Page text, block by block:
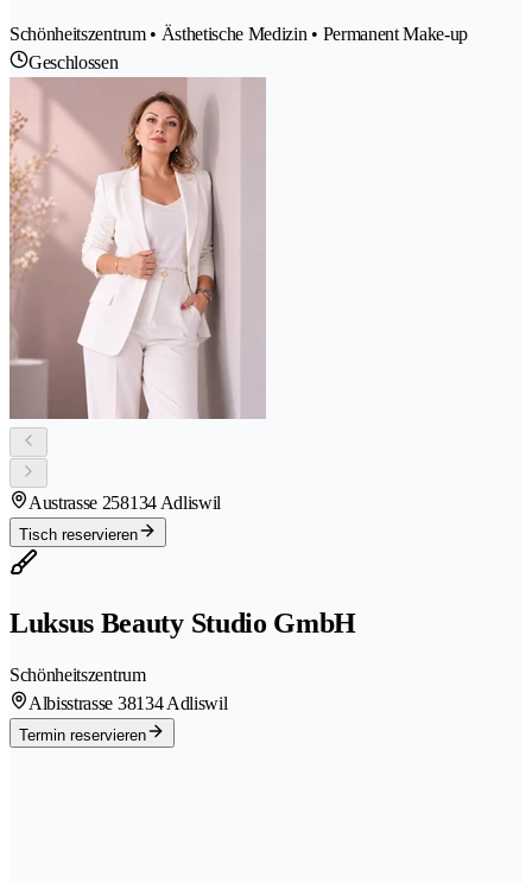
Schönheitszentrum • Ästhetische Medizin • Permanent Make-up
Geschlossen
Austrasse 258134 Adliswil
Tisch reservieren
Luksus Beauty Studio GmbH
Schönheitszentrum
Albisstrasse 38134 Adliswil
Termin reservieren